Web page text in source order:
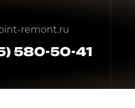
remont.ru
580-50-41